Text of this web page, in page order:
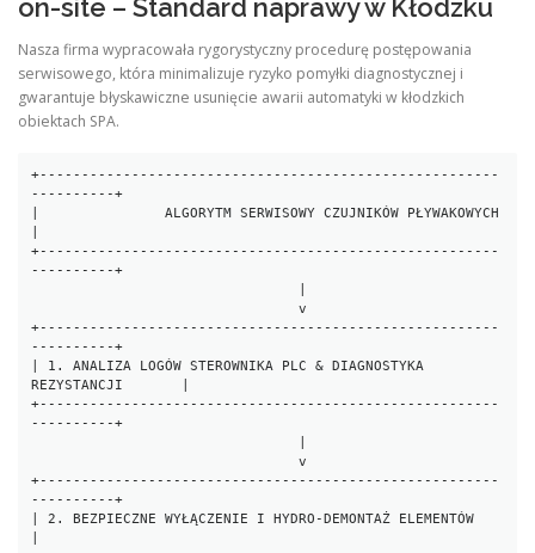
on-site – Standard naprawy w Kłodzku
Nasza firma wypracowała rygorystyczny procedurę postępowania
serwisowego, która minimalizuje ryzyko pomyłki diagnostycznej i
gwarantuje błyskawiczne usunięcie awarii automatyki w kłodzkich
obiektach SPA.
+-------------------------------------------------------
----------+
|               ALGORYTM SERWISOWY CZUJNIKÓW PŁYWAKOWYCH
+-------------------------------------------------------
----------+
                                v
+-------------------------------------------------------
----------+
| 1. ANALIZA LOGÓW STEROWNIKA PLC & DIAGNOSTYKA
REZYSTANCJI       |
+-------------------------------------------------------
----------+
                                v
+-------------------------------------------------------
----------+
| 2. BEZPIECZNE WYŁĄCZENIE I HYDRO-DEMONTAŻ ELEMENTÓW